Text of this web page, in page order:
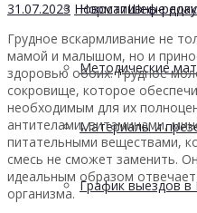
Нормативные
Методические
Материалы и
График выездов
31.07.2023 НовостиШеф-
Грудное вскармливание не
мамой и малышом, но и
здоровью обоих. Грудное
сокровище, которое
необходимым для их
антителами, витаминами,
питательными веществами,
смесь не сможет заменить.
идеальным образом
организма.